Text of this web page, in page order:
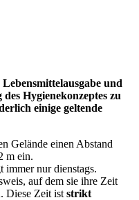
und
Hygienekonzeptes zu
einige geltende
Gelände einen Abstand
m ein.
immer nur dienstags.
auf dem sie ihre Zeit
Diese Zeit ist strikt